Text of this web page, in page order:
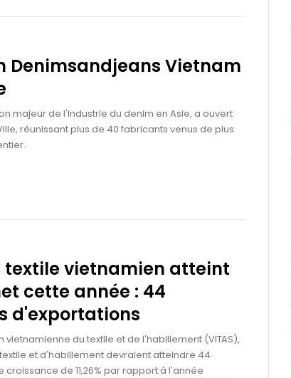
Denimsandjeans Vietnam
majeur de l'industrie du denim en Asie, a ouvert
réunissant plus de 40 fabricants venus de plus
textile vietnamien atteint
cette année : 44
d'exportations
du textile et de l'habillement (VITAS),
et d'habillement devraient atteindre 44
de 11,26% par rapport à l'année